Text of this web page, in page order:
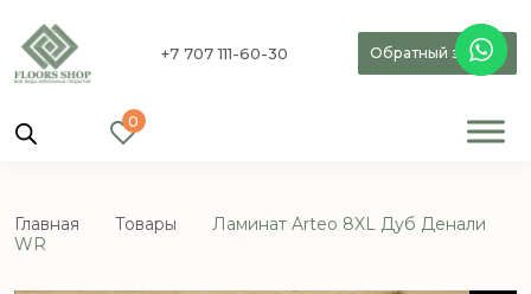
+7 707 111-60-30 Обратный звонок
0
Главная Товары
Ламинат Arteo 8XL Дуб Денали
WR